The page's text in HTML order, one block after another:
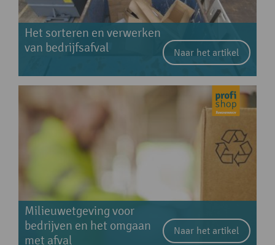
Het sorteren en verwerken
van bedrijfsafval
Naar het artikel
Milieuwetgeving voor
bedrijven en het omgaan
met afval
Naar het artikel